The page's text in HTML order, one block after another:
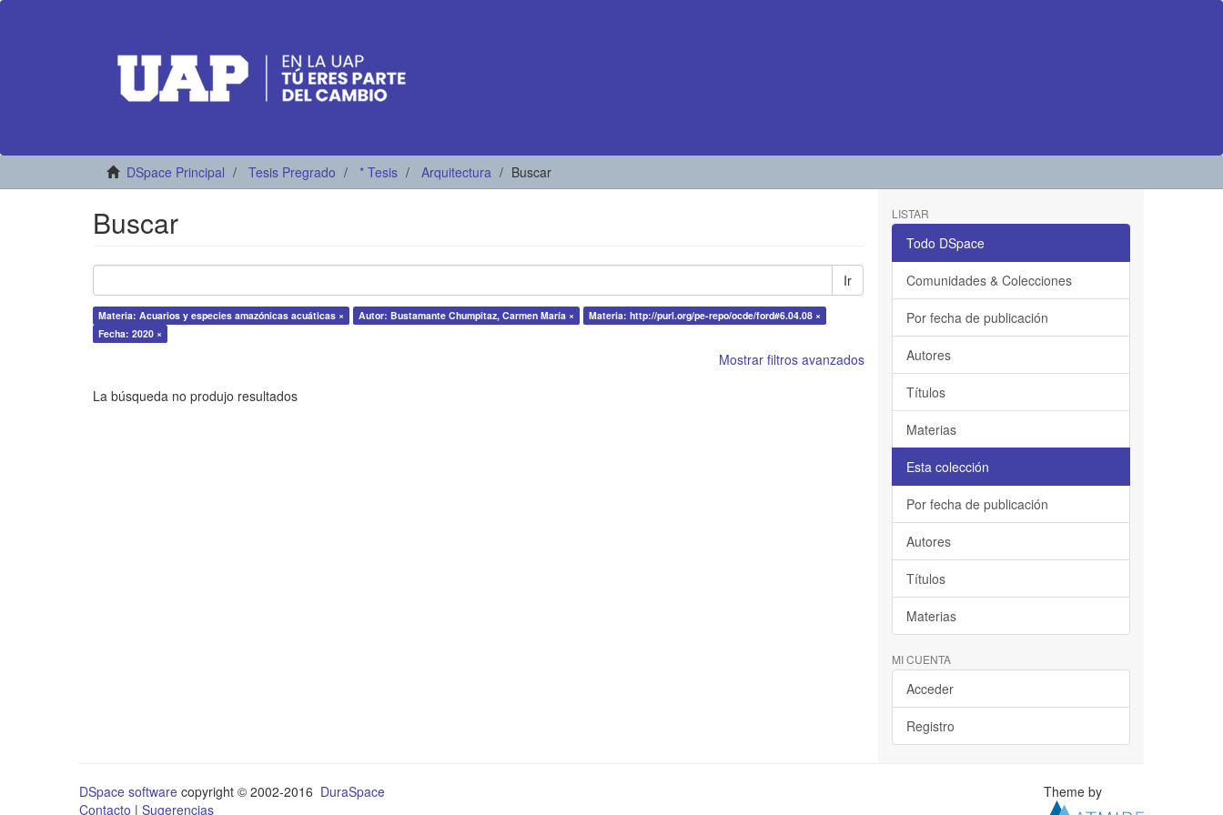
DSpace Principal Tesis Pregrado * Tesis Arquitectura Buscar
Buscar
Ir
Materia: Acuarios y especies amazónicas acuáticas × Autor: Bustamante Chumpitaz, Carmen María ×
Materia: http://purl.org/pe-repo/ocde/ford#6.04.08 ×
Fecha: 2020 ×
Mostrar filtros avanzados
La búsqueda no produjo resultados
LISTAR
Todo DSpace
Comunidades & Colecciones
Por fecha de publicación
Autores
Títulos
Materias
Esta colección
Por fecha de publicación
Autores
Títulos
Materias
MI CUENTA
Acceder
Registro
DSpace software copyright © 2002-2016 DuraSpace
Contacto | Sugerencias
Theme by